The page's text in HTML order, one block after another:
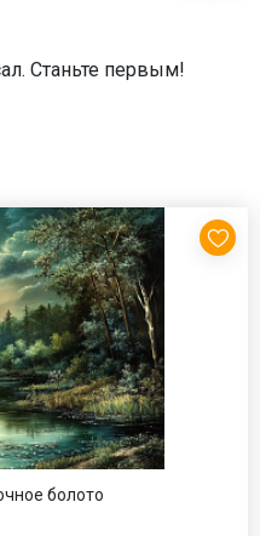
Станьте первым!
болото